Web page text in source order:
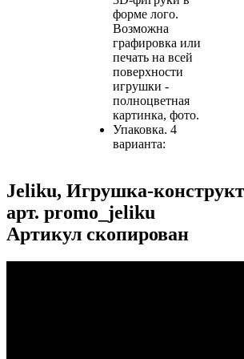
форме лого.
Возможна
графировка или
печать на всей
поверхности
игрушки -
полноцветная
картинка, фото.
Упаковка. 4
варианта:
Jeliku, Игрушка-
арт. promo_jeliku
Артикул скопирован